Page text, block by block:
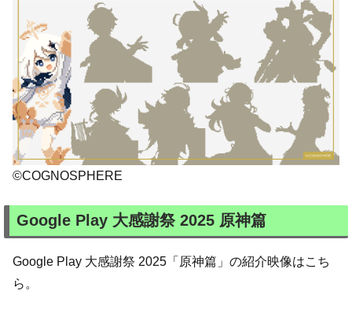
©COGNOSPHERE
Google Play 大感謝祭 2025 原神篇
Google Play 大感謝祭 2025「原神篇」の紹介映像はこち
ら。